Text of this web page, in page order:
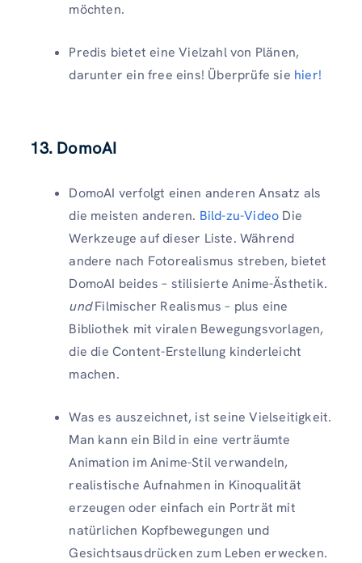
möchten.
Predis bietet eine Vielzahl von Plänen,
darunter ein free eins! Überprüfe sie hier!
13. DomoAI
DomoAI verfolgt einen anderen Ansatz als
die meisten anderen. Bild-zu-Video Die
Werkzeuge auf dieser Liste. Während
andere nach Fotorealismus streben, bietet
DomoAI beides – stilisierte Anime-Ästhetik.
undFilmischer Realismus – plus eine
Bibliothek mit viralen Bewegungsvorlagen,
die die Content-Erstellung kinderleicht
machen.
Was es auszeichnet, ist seine Vielseitigkeit.
Man kann ein Bild in eine verträumte
Animation im Anime-Stil verwandeln,
realistische Aufnahmen in Kinoqualität
erzeugen oder einfach ein Porträt mit
natürlichen Kopfbewegungen und
Gesichtsausdrücken zum Leben erwecken.